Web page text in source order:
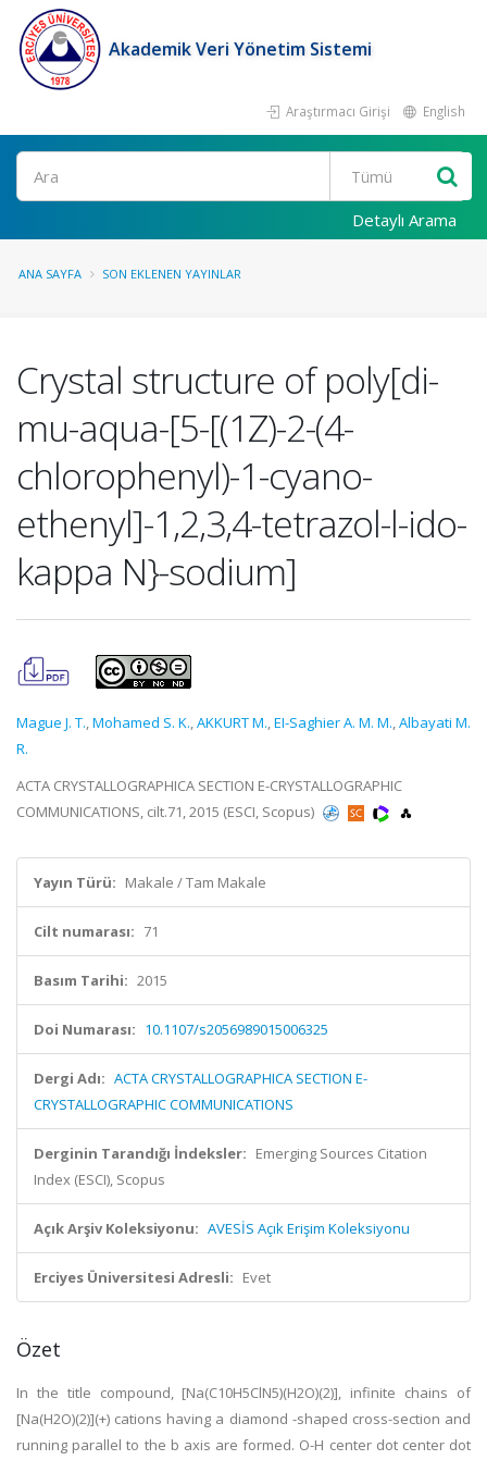
Akademik Veri Yönetim Sistemi
Araştırmacı Girişi English
Ara
Detaylı Arama
ANA SAYFA SON EKLENEN YAYINLAR
Crystal structure of poly[di-
mu-aqua-[5-[(1Z)-2-(4-
chlorophenyl)-1-cyano-
ethenyl]-1,2,3,4-tetrazol-l-ido-
kappa N}-sodium]
Mague J. T.,Mohamed S. K.,AKKURT M.,EI-Saghier A. M. M.,Albayati M.
R.
ACTA CRYSTALLOGRAPHICA SECTION E-CRYSTALLOGRAPHIC
COMMUNICATIONS, cilt.71, 2015 (ESCI, Scopus)
Yayın Türü: Makale / Tam Makale
Cilt numarası: 71
Basım Tarihi: 2015
Doi Numarası: 10.1107/s2056989015006325
Dergi Adı: ACTA CRYSTALLOGRAPHICA SECTION E-
CRYSTALLOGRAPHIC COMMUNICATIONS
Derginin Tarandığı İndeksler: Emerging Sources Citation
Index (ESCI), Scopus
Açık Arşiv Koleksiyonu: AVESİS Açık Erişim Koleksiyonu
Erciyes Üniversitesi Adresli: Evet
Özet
In the title compound, [Na(C10H5ClN5)(H2O)(2)], infinite chains of
[Na(H2O)(2)](+) cations having a diamond -shaped cross-section and
running parallel to the b axis are formed. O-H center dot center dot